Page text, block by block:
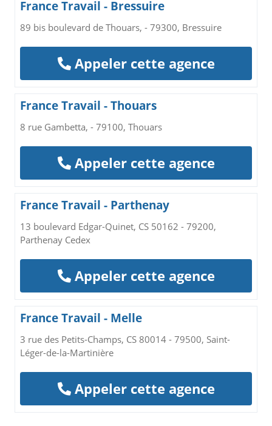
France Travail - Bressuire
89 bis boulevard de Thouars, - 79300, Bressuire
Appeler cette agence
France Travail - Thouars
8 rue Gambetta, - 79100, Thouars
Appeler cette agence
France Travail - Parthenay
13 boulevard Edgar-Quinet, CS 50162 - 79200,
Parthenay Cedex
Appeler cette agence
France Travail - Melle
3 rue des Petits-Champs, CS 80014 - 79500, Saint-
Léger-de-la-Martinière
Appeler cette agence